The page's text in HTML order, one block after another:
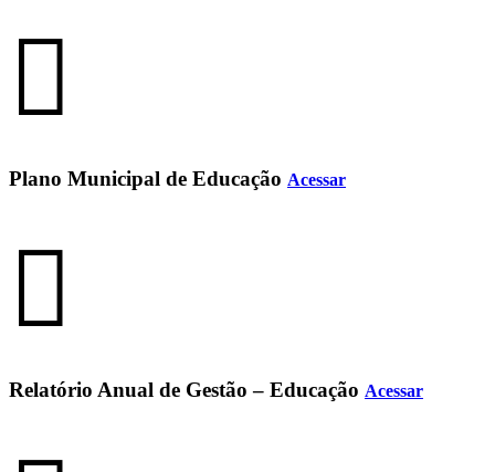
Plano Municipal de Educação Acessar
Relatório Anual de Gestão – Educação Acessar